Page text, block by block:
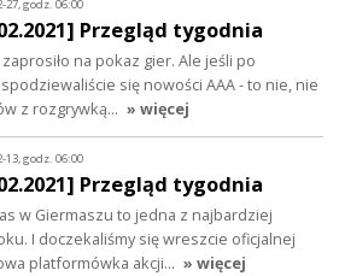
27, godz. 06:00
Przegląd tygodnia
na pokaz gier. Ale jeśli po
się nowości AAA - to nie, nie
z rozgrywką… » więcej
13, godz. 06:00
Przegląd tygodnia
w Giermaszu to jedna z najbardziej
I doczekaliśmy się wreszcie oficjalnej
platformówka akcji… » więcej